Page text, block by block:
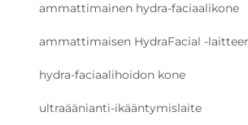
ammattimainen hydra-faciaalikone
ammattimaisen HydraFacial -
hydra-faciaalihoidon kone
ultraäänianti-ikääntymislaite